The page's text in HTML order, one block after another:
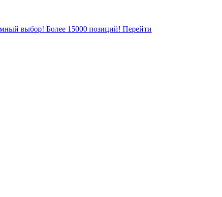
выбор! Более 15000 позиций! Перейти